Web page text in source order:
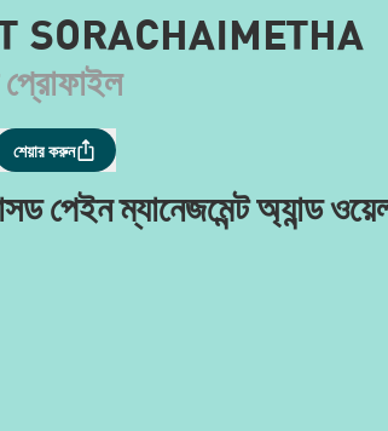
SORACHAIMETHA
প্রোফাইল
শেয়ার করুন
পেইন ম্যানেজমেন্ট অ্যান্ড